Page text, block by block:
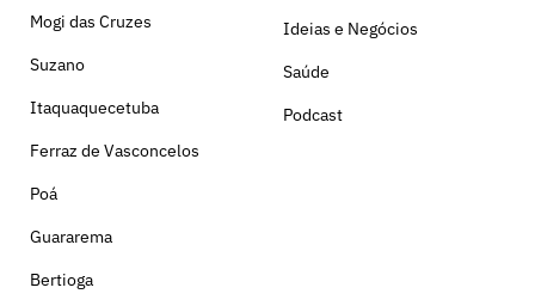
Mogi das Cruzes
Suzano
Itaquaquecetuba
Ferraz de Vasconcelos
Poá
Guararema
Bertioga
Ideias e Negócios
Saúde
Podcast